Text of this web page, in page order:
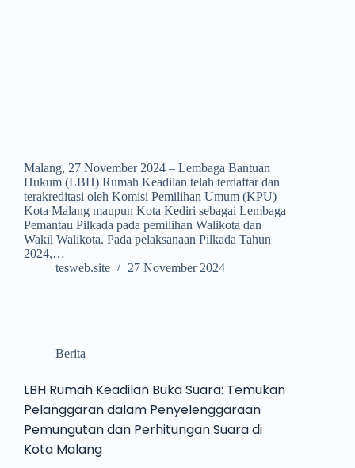
Malang, 27 November 2024 – Lembaga Bantuan
Hukum (LBH) Rumah Keadilan telah terdaftar dan
terakreditasi oleh Komisi Pemilihan Umum (KPU)
Kota Malang maupun Kota Kediri sebagai Lembaga
Pemantau Pilkada pada pemilihan Walikota dan
Wakil Walikota. Pada pelaksanaan Pilkada Tahun
2024,…
tesweb.site
27 November 2024
Berita
LBH Rumah Keadilan Buka Suara: Temukan
Pelanggaran dalam Penyelenggaraan
Pemungutan dan Perhitungan Suara di
Kota Malang